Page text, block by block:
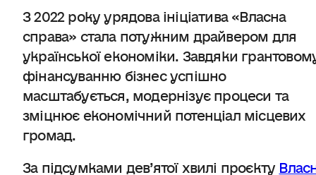
З 2022 року урядова ініціатива «Власна
справа» стала потужним драйвером для
української економіки. Завдяки
фінансуванню бізнес успішно
масштабується, модернізує процеси та
зміцнює економічний потенціал місцевих
громад.
За підсумками дев’ятої хвилі проєкту